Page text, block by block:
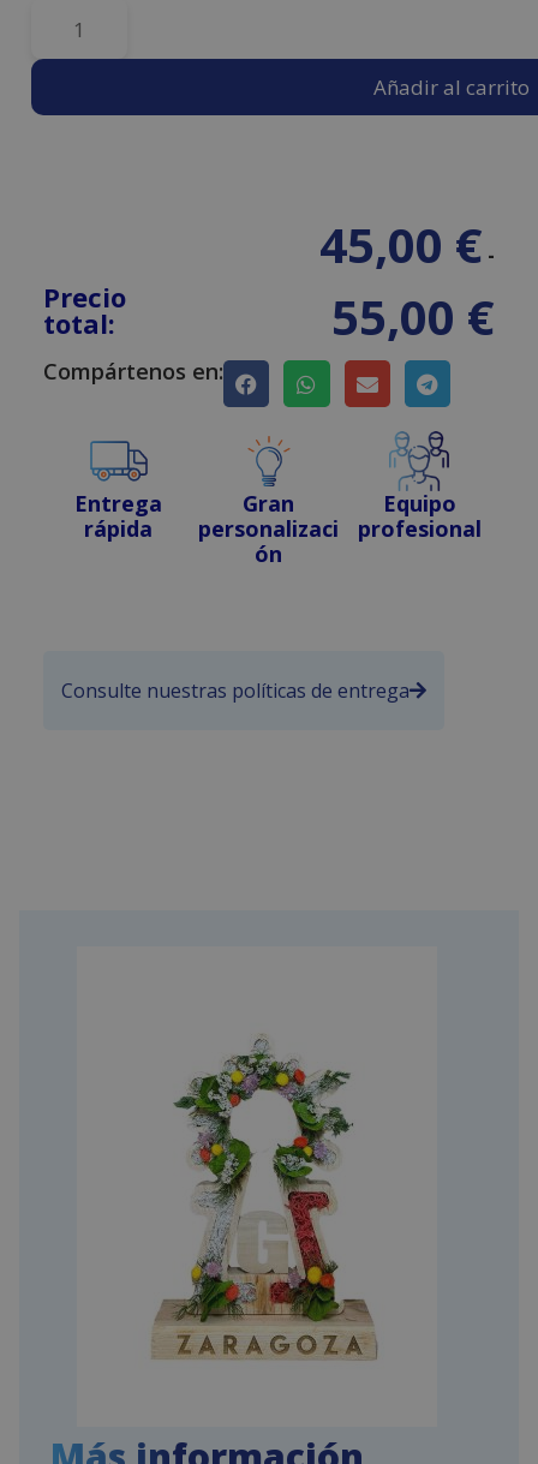
Añadir al carrito
Precio
total:
45,00 € -
55,00 €
Compártenos en:
Entrega
rápida
Gran
personalizaci
ón
Equipo
profesional
Consulte nuestras políticas de entrega